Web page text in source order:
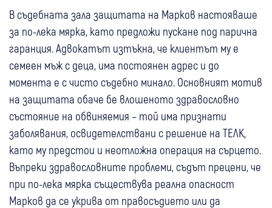
В съдебната зала защитата на Марков настояваше
за по-лека мярка, като предложи пускане под парична
гаранция. Адвокатът изтъкна, че клиентът му е
семеен мъж с деца, има постоянен адрес и до
момента е с чисто съдебно минало. Основният мотив
на защитата обаче бе влошеното здравословно
състояние на обвиняемия – той има признати
заболявания, освидетелствани с решение на ТЕЛК,
като му предстои и неотложна операция на сърцето.
Въпреки здравословните проблеми, съдът прецени, че
при по-лека мярка съществува реална опасност
Марков да се укрива от правосъдието или да